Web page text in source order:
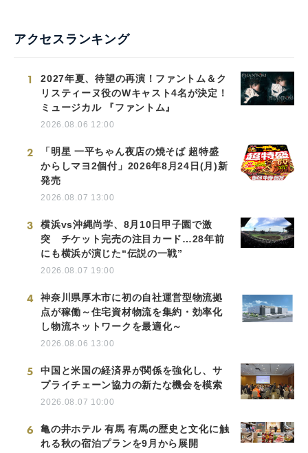
アクセスランキング
1
2027年夏、待望の再演！ファントム＆ク
リスティーヌ役のWキャスト4名が決定！
ミュージカル 『ファントム』
2026.08.06 12:00
2
「明星 一平ちゃん夜店の焼そば 超特盛
からしマヨ2個付」2026年8月24日(月)新
発売
2026.08.07 13:00
3
横浜vs沖縄尚学、8月10日甲子園で激
突 チケット完売の注目カード…28年前
にも横浜が演じた“伝説の一戦”
2026.08.07 19:00
4
神奈川県厚木市に初の自社運営型物流拠
点が稼働～住宅資材物流を集約・効率化
し物流ネットワークを最適化～
2026.08.06 13:00
5
中国と米国の経済界が関係を強化し、サ
プライチェーン協力の新たな機会を模索
2026.08.07 10:00
6
亀の井ホテル 有馬 有馬の歴史と文化に触
れる秋の宿泊プランを9月から展開